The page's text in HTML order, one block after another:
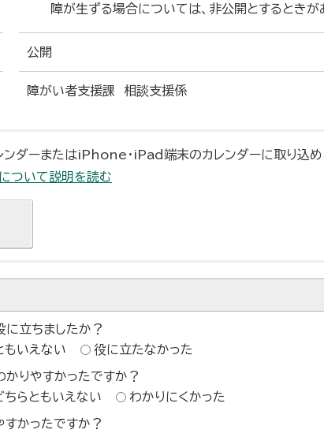
障が生ずる場合については、非公開とするときが
公開
障がい者支援課 相談支援係
ダーまたはiPhone・iPad端末のカレンダーに取り込め
ついて説明を読む
に立ちましたか？
もいえない 役に立たなかった
かりやすかったですか？
ちらともいえない わかりにくかった
すかったですか？